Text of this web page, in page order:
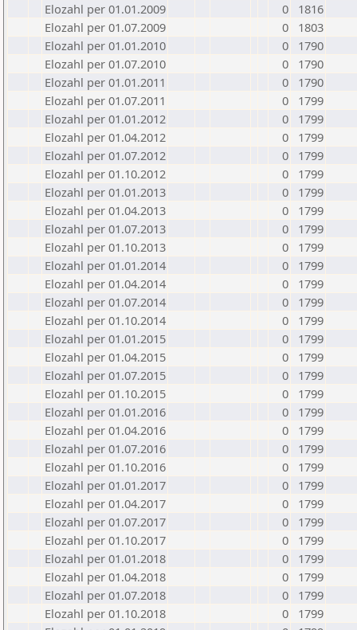
Elozahl per 01.01.2009
0
1816
Elozahl per 01.07.2009
0
1803
Elozahl per 01.01.2010
0
1790
Elozahl per 01.07.2010
0
1790
Elozahl per 01.01.2011
0
1790
Elozahl per 01.07.2011
0
1799
Elozahl per 01.01.2012
0
1799
Elozahl per 01.04.2012
0
1799
Elozahl per 01.07.2012
0
1799
Elozahl per 01.10.2012
0
1799
Elozahl per 01.01.2013
0
1799
Elozahl per 01.04.2013
0
1799
Elozahl per 01.07.2013
0
1799
Elozahl per 01.10.2013
0
1799
Elozahl per 01.01.2014
0
1799
Elozahl per 01.04.2014
0
1799
Elozahl per 01.07.2014
0
1799
Elozahl per 01.10.2014
0
1799
Elozahl per 01.01.2015
0
1799
Elozahl per 01.04.2015
0
1799
Elozahl per 01.07.2015
0
1799
Elozahl per 01.10.2015
0
1799
Elozahl per 01.01.2016
0
1799
Elozahl per 01.04.2016
0
1799
Elozahl per 01.07.2016
0
1799
Elozahl per 01.10.2016
0
1799
Elozahl per 01.01.2017
0
1799
Elozahl per 01.04.2017
0
1799
Elozahl per 01.07.2017
0
1799
Elozahl per 01.10.2017
0
1799
Elozahl per 01.01.2018
0
1799
Elozahl per 01.04.2018
0
1799
Elozahl per 01.07.2018
0
1799
Elozahl per 01.10.2018
0
1799